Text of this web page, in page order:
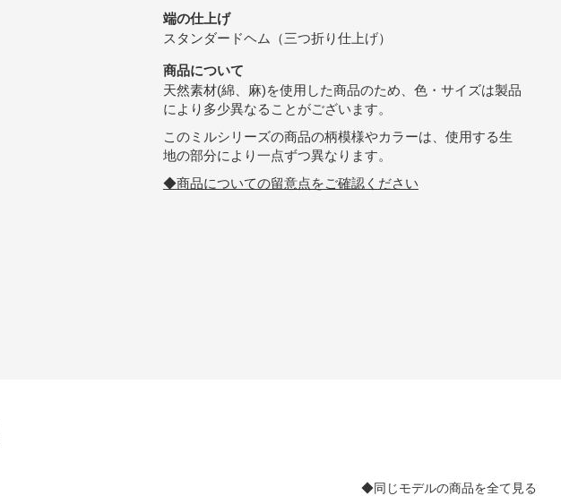
端の仕上げ
スタンダードヘム（三つ折り仕上げ）
商品について
天然素材(綿、麻)を使用した商品のため、色・サイズは製品
により多少異なることがございます。
このミルシリーズの商品の柄模様やカラーは、使用する生
地の部分により一点ずつ異なります。
◆商品についての留意点をご確認ください
◆同じモデルの商品を全て見る